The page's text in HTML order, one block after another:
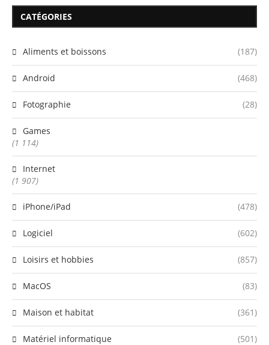
CATÉGORIES
Aliments et boissons (187)
Android (468)
Fotographie (28)
Games
(1 114)
Internet
(1 907)
iPhone/iPad (478)
Logiciel (602)
Loisirs et hobbies (857)
MacOS (83)
Maison et habitat (361)
Matériel informatique (501)